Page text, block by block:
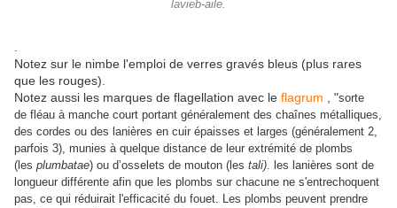
lavieb-aile.
Notez sur le nimbe l'emploi de verres gravés bleus (plus rares
que les rouges).
Notez aussi les marques de flagellation avec le flagrum , "sorte
de fléau à manche court portant généralement des chaînes métalliques,
des cordes ou des lanières en cuir épaisses et larges (généralement 2,
parfois 3), munies à quelque distance de leur extrémité de plombs
(les plumbatae) ou d’osselets de mouton (les tali). les lanières sont de
longueur différente afin que les plombs sur chacune ne s'entrechoquent
pas, ce qui réduirait l'efficacité du fouet. Les plombs peuvent prendre